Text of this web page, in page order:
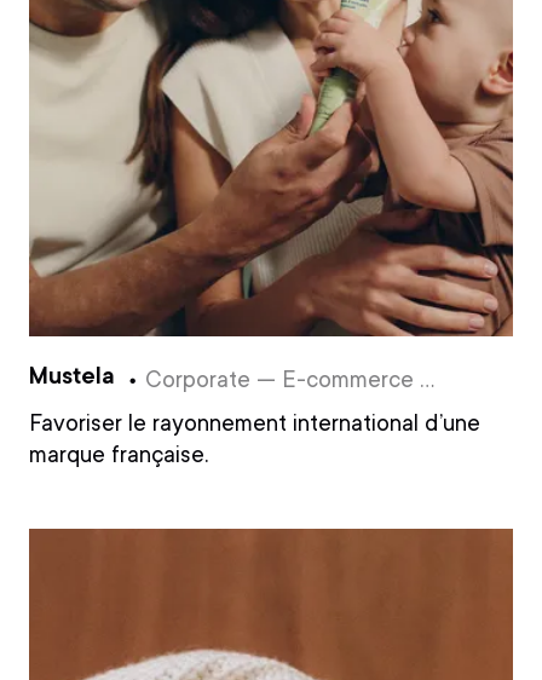
Mustela
Corporate — E-commerce — Shopify
Favoriser le rayonnement international d’une
marque française.